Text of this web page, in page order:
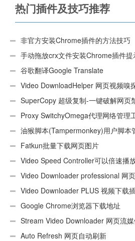
热门插件及技巧推荐
非官方安装Chrome插件的方法技巧
手动拖放crx文件安装Chrome插件
“CEX_HEADER_INVALID”的解决办法
谷歌翻译Google Translate
Video DownloadHelper 网页视频嗅
SuperCopy 超级复制-一键破解网页
Proxy SwitchyOmega代理网络管理
油猴脚本(Tampermonkey)用户脚本
用Android）
Fatkun批量下载网页图片
Video Speed Controller可以倍速播
Video Downloader professional 网
Video Downloader PLUS 视频下载
Google Chrome浏览器下载地址
Stream Video Downloader 网页流
Auto Refresh 网页自动刷新